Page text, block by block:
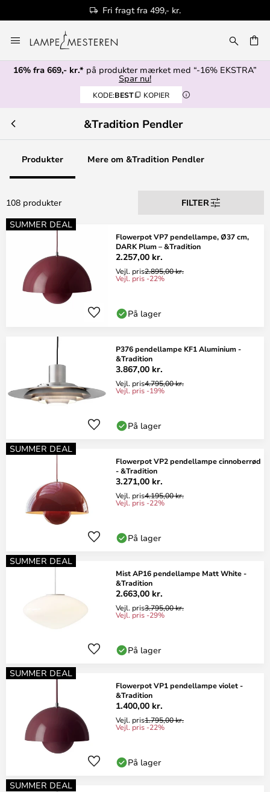
Fri fragt fra 499,- kr.
to
Content
16% fra 669,- kr.* på produkter mærket med “-16% EKSTRA”
Spar nu!
KODE:BEST KOPIER
&Tradition Pendler
Produkter Mere om &Tradition Pendler
108 produkter
FILTER
SUMMER DEAL
Flowerpot VP7 pendellampe, Ø37 cm,
DARK Plum – &Tradition
2.257,00 kr.
Vejl. pris2.895,00 kr.
Vejl. pris -22%
På lager
P376 pendellampe KF1 Aluminium -
&Tradition
3.867,00 kr.
Vejl. pris4.795,00 kr.
Vejl. pris -19%
På lager
SUMMER DEAL
Flowerpot VP2 pendellampe cinnoberrød
- &Tradition
3.271,00 kr.
Vejl. pris4.195,00 kr.
Vejl. pris -22%
På lager
SUMMER DEAL
Mist AP16 pendellampe Matt White -
&Tradition
2.663,00 kr.
Vejl. pris3.795,00 kr.
Vejl. pris -29%
På lager
SUMMER DEAL
Flowerpot VP1 pendellampe violet -
&Tradition
1.400,00 kr.
Vejl. pris1.795,00 kr.
Vejl. pris -22%
På lager
SUMMER DEAL